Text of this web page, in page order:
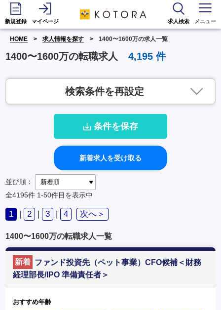
新規登録 マイページ 求人検索 メニュー
HOME 求人情報を探す 1400〜1600万の求人一覧
1400〜1600万の転職求人 4,195件
検索条件を再設定
条件を保存
新着求人を受け取る
並び順：
全4195件 1-50件目を表示中
1 | 2 | 3 | 4 次へ＞
1400〜1600万の転職求人一覧
新着 ファンド投資先（ペット事業）CFO候補＜財務
経理部長/IPO 準備責任者＞
おすすめ年齢